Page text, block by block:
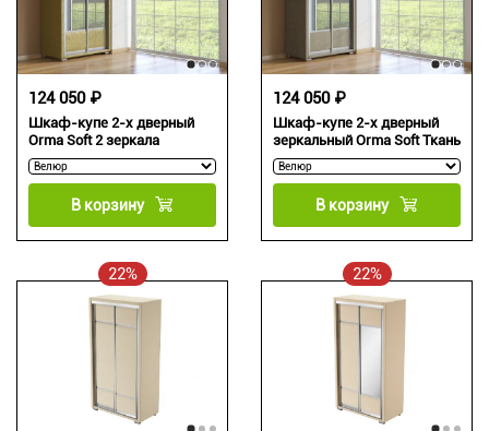
Шкаф-купе 2-х дверный
Orma Soft 2 зеркала
124 050 ₽
В корзину
Шкаф-купе 2-х дверный
зеркальный Orma Soft Ткань
124 050 ₽
В корзину
22% 22%